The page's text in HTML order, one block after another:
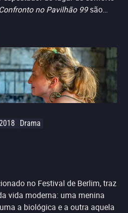
Confronto no Pavilhão 99são
em seu terceiro filme
a surpreender e a chocar com
Across Concrete, no excelente
acompanhamos uma
e Vince Vaughn, ambos
de seus trabalhos e
apenas no submundo do
que a todo
Afinal, Zahler é o
do “underground”. Aqui,
No entanto, fica o aviso:
para problematizar ou
É para embarcar nas ações
de alguma forma, as suas
Drama
no Festival de Berlim, traz
vida moderna: uma menina
a biológica e a outra aquela